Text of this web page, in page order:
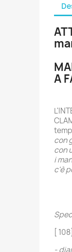
A
con
con
i
c'è
[ 108]
-